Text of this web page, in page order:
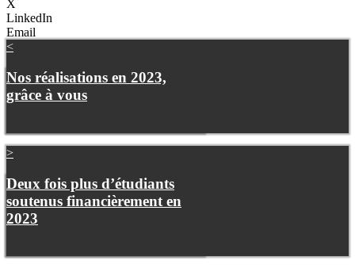
X
LinkedIn
Email
<
Nos réalisations en 2023,
grâce à vous
>
Deux fois plus d’étudiants
soutenus financièrement en
2023